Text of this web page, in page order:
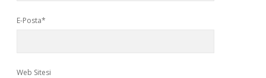
E-Posta*
Web Sitesi